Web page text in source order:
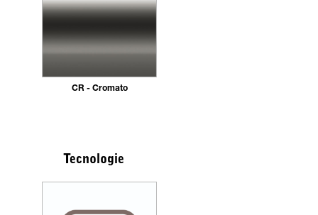
CR - Cromato
Tecnologie